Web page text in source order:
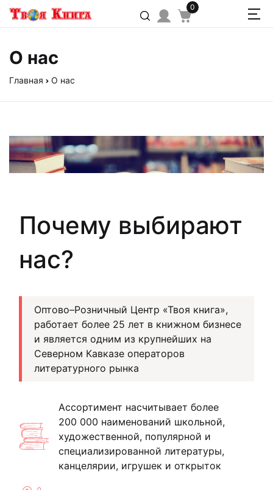
0
О нас
Главная О нас
Почему выбирают
нас?
Оптово–Розничный Центр «Твоя книга»,
работает более 25 лет в книжном бизнесе
и является одним из крупнейших на
Северном Кавказе операторов
литературного рынка
Ассортимент насчитывает более
200 000 наименований школьной,
художественной, популярной и
специализированной литературы,
канцелярии, игрушек и открыток